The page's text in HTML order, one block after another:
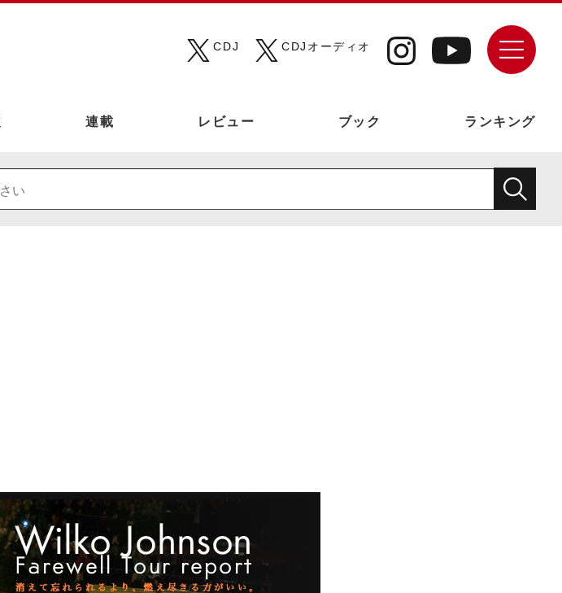
CDJ
CDJオーディオ
連載 レビュー ブック ランキング